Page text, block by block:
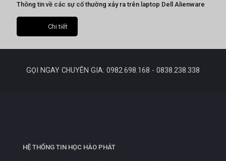
Thông tin về các sự cố thường xảy ra trên laptop Dell Alienware
Chi tiết
GỌI NGAY CHUYÊN GIA: 0982.698.168 - 0838.238.338
HỆ THỐNG TIN HỌC HÀO PHÁT